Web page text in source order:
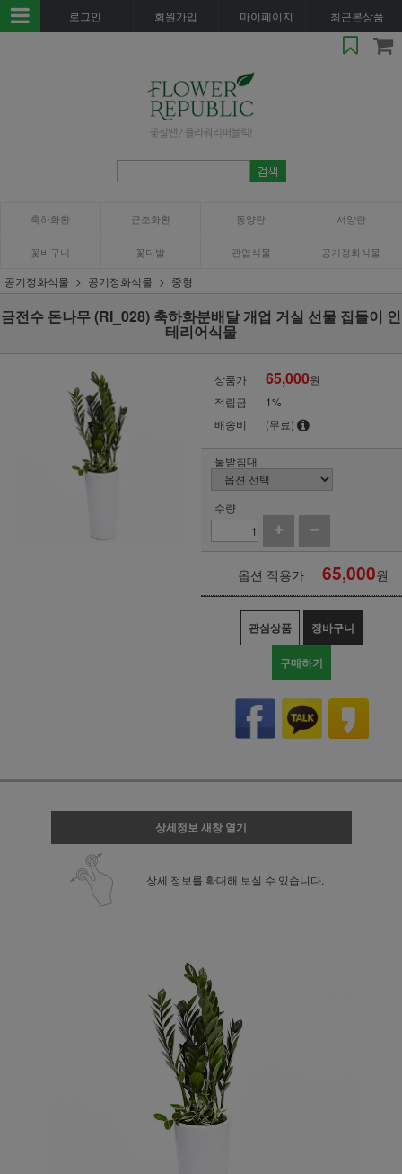
로그인 회원가입 마이페이지 최근본상품
축하화환 근조화환 동양란 서양란
꽃바구니 꽃다발 관엽식물 공기정화식물
공기정화식물 공기정화식물 중형
금전수 돈나무 (RI_028) 축하화분배달 개업 거실 선물 집들이 인
테리어식물
상품가 65,000원
적립금
1%
배송비
(무료)
물받침대
수량
옵션 적용가 65,000원
관심상품 장바구니
구매하기
상세정보 새창 열기
상세 정보를 확대해 보실 수 있습니다.